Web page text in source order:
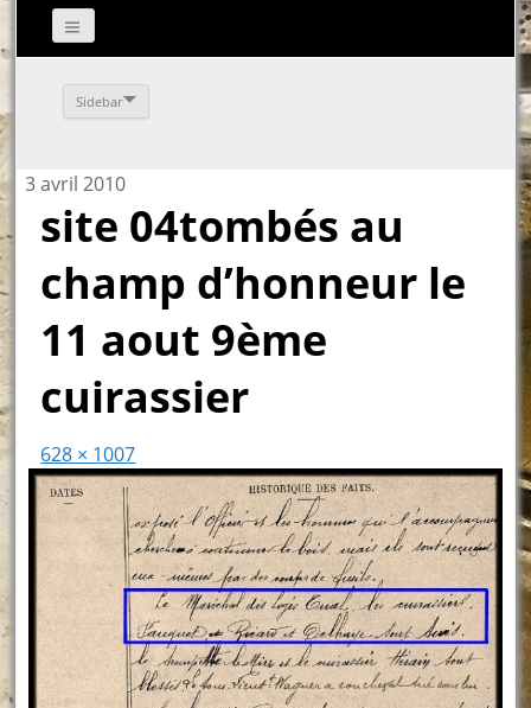
Sidebar
3 avril 2010
site 04tombés au
champ d’honneur le
11 aout 9ème
cuirassier
628 × 1007